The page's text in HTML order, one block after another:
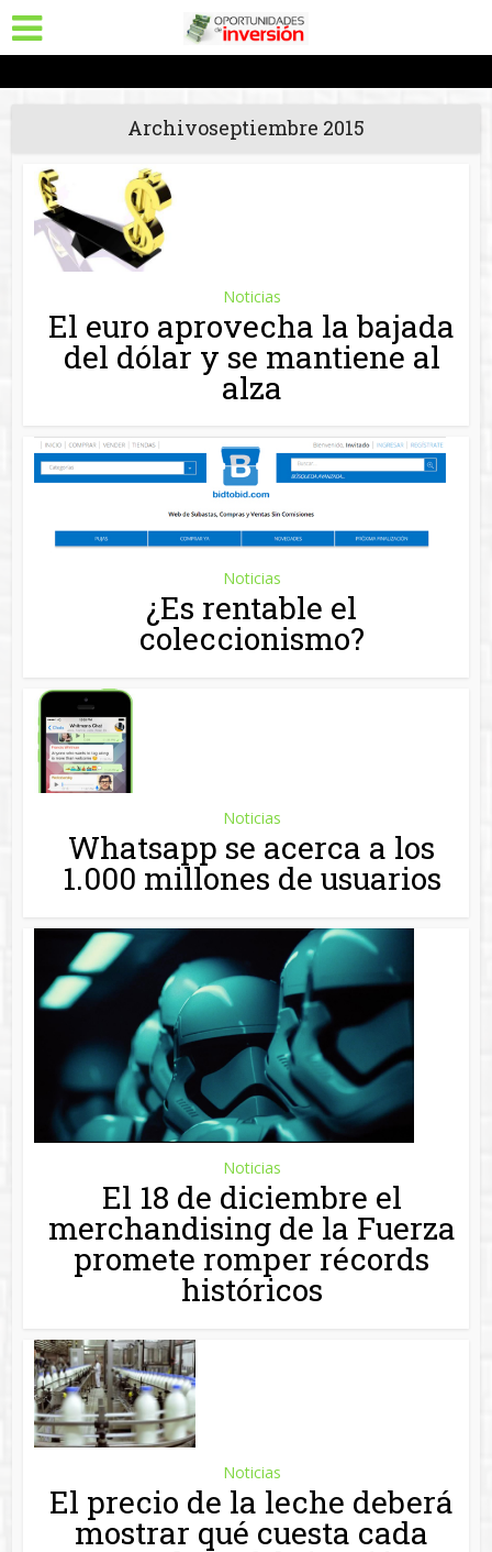
Archivoseptiembre 2015
El euro aprovecha la bajada
del dólar y se mantiene al
alza
Noticias
¿Es rentable el
coleccionismo?
Noticias
Whatsapp se acerca a los
1.000 millones de usuarios
Noticias
El 18 de diciembre el
merchandising de la Fuerza
promete romper récords
históricos
Noticias
El precio de la leche deberá
mostrar qué cuesta cada
paso de su fabricación